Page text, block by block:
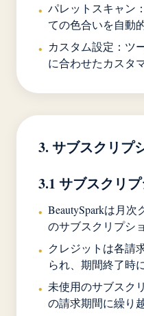
• パレットスキャン
ての色合いを自動
• カスタム設定：ツ
に合わせたカスタ
3. サブスクリプ
3.1 サブスクリ
• BeautySparkは月
のサブスクリプシ
• クレジットは各請
られ、期間終了時
• 未使用のサブスク
の請求期間に繰り